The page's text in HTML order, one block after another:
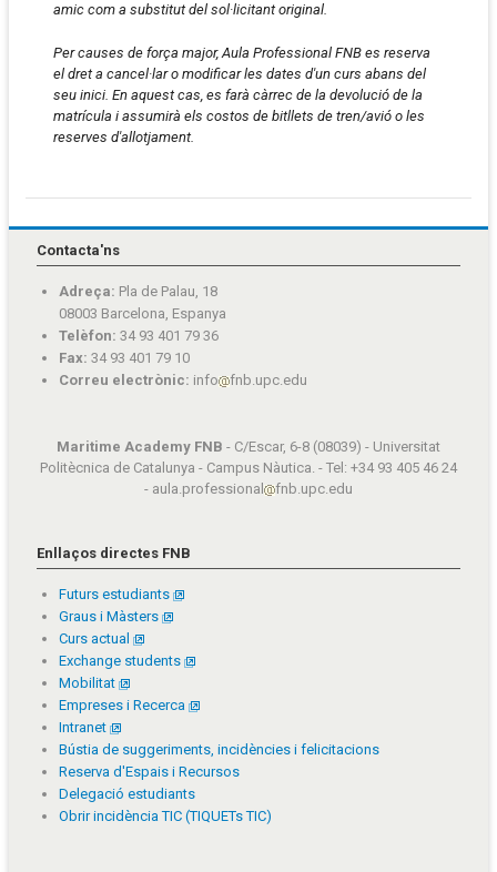
amic com a substitut del sol·licitant original.
Per causes de força major, Aula Professional FNB es reserva
el dret a cancel·lar o modificar les dates d'un curs abans del
seu inici. En aquest cas, es farà càrrec de la devolució de la
matrícula i assumirà els costos de bitllets de tren/avió o les
reserves d'allotjament.
Contacta'ns
Adreça: Pla de Palau, 18
08003 Barcelona, Espanya
Telèfon: 34 93 401 79 36
Fax: 34 93 401 79 10
Correu electrònic: info fnb.upc.edu
Maritime Academy FNB - C/Escar, 6-8 (08039) - Universitat
Politècnica de Catalunya - Campus Nàutica. - Tel: +34 93 405 46 24
- aula.professional
fnb.upc.edu
Enllaços directes FNB
Futurs estudiants
Graus i Màsters
Curs actual
Exchange students
Mobilitat
Empreses i Recerca
Intranet
Bústia de suggeriments, incidències i felicitacions
Reserva d'Espais i Recursos
Delegació estudiants
Obrir incidència TIC (TIQUETs TIC)